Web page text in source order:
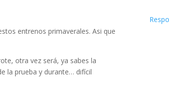
entrenos primaverales. Asi que
otra vez será, ya sabes la
la prueba y durante… difícil